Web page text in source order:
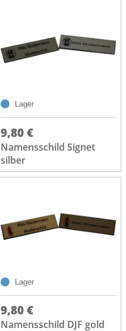
Lager
9,80 €
Namensschild Signet
silber
Lager
9,80 €
Namensschild DJF gold